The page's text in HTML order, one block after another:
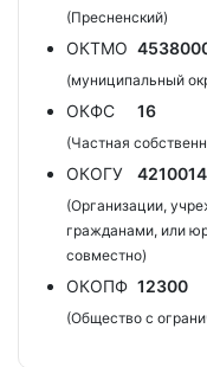
(Пресненский)
ОКТМО
(муниципальный
ОКФС 16
(Частная
ОКОГУ 4210014
(Организации,
гражданами, или
совместно)
ОКОПФ 12300
(Общество с